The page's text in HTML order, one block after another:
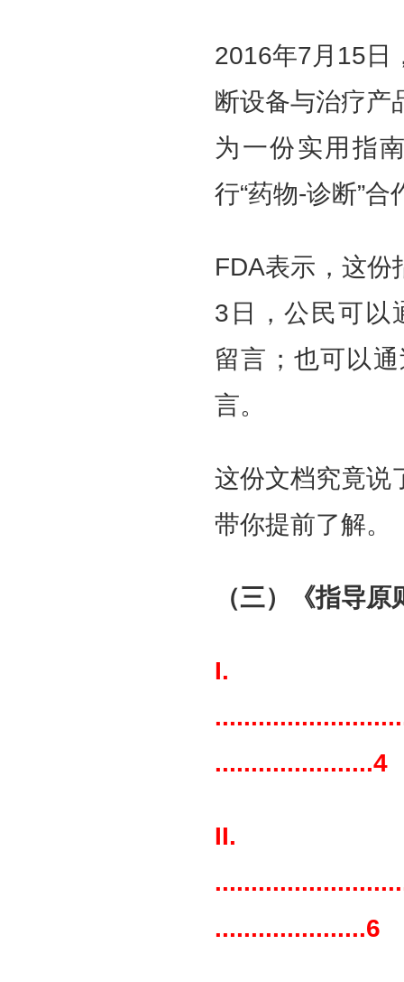
2016年7月15
断设备与治疗产
为一份实用指
行“药物-诊断”合
FDA表示，这份
3日，公民可以
留言；也可以
言。
这份文档究竟说
带你提前了解。
（三）《指导
I.
......................4
.....................6